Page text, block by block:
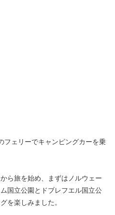
フェリーでキャンピングカーを乗
ら旅を始め、まずはノルウェー
国立公園とドブレフエル国立公
を楽しみました。